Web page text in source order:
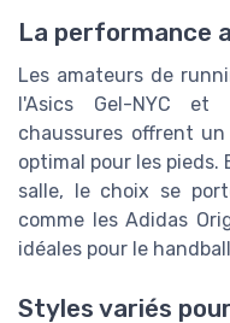
La performance
Les amateurs de
l'Asics Gel-NYC
chaussures offrent
optimal pour les pieds.
salle, le choix se
comme les Adidas
idéales pour le
Styles variés